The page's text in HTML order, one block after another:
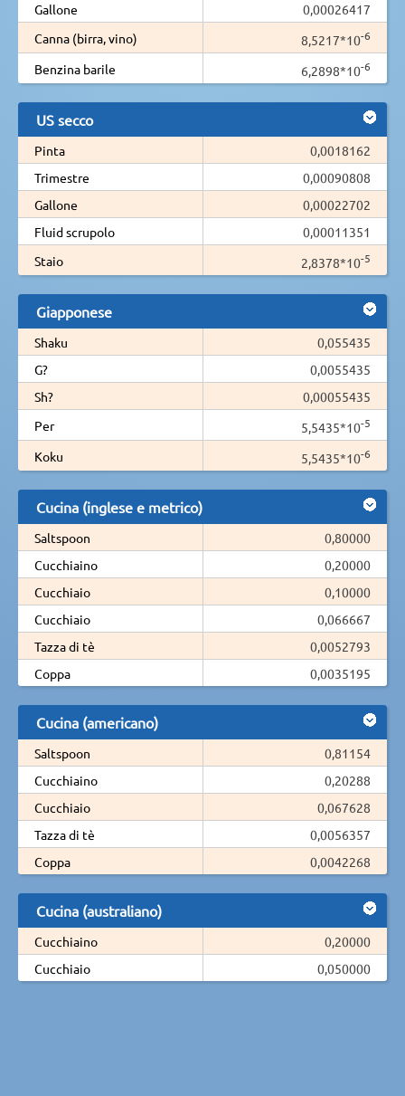
Gallone
0,00026417
Canna (birra, vino)
8,5217*10-6
Benzina barile 6,2898*10-6
US secco
Pinta
0,0018162
Trimestre
0,00090808
Gallone
0,00022702
Fluid scrupolo
0,00011351
Staio
2,8378*10-5
Giapponese
Shaku
0,055435
G?
0,0055435
Sh?
0,00055435
Per
5,5435*10-5
Koku 5,5435*10-6
Cucina (inglese e metrico)
Saltspoon
0,80000
Cucchiaino
0,20000
Cucchiaio
0,10000
Cucchiaio
0,066667
Tazza di tè
0,0052793
Coppa
0,0035195
Cucina (americano)
Saltspoon
0,81154
Cucchiaino
0,20288
Cucchiaio
0,067628
Tazza di tè
0,0056357
Coppa
0,0042268
Cucina (australiano)
Cucchiaino
0,20000
Cucchiaio
0,050000